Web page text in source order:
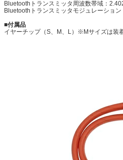
Bluetoothトランスミッタ周波数帯域：
Bluetoothトランスミッタモジュレーショ
■付属品
イヤーチップ（S、M、L）※Mサイズは装